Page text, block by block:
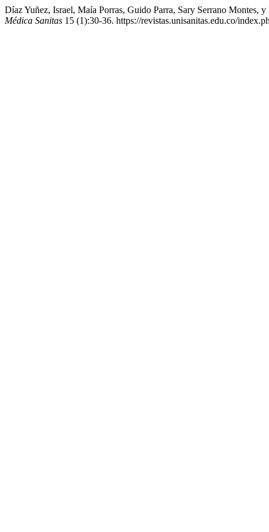
Díaz Yuñez, Israel, Maía Porras, Guido Parra, Sary Serrano
Médica Sanitas 15 (1):30-36. https://revistas.unisanitas.edu.co/